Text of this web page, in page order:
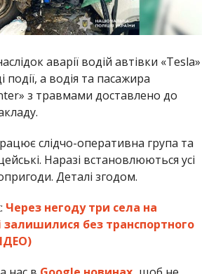
аварії водій автівки «Tesla»
події, а водія та пасажира
з травмами доставлено до
слідчо-оперативна група та
Наразі встановлюються усі
Деталі згодом.
Через негоду три села на
без транспортного